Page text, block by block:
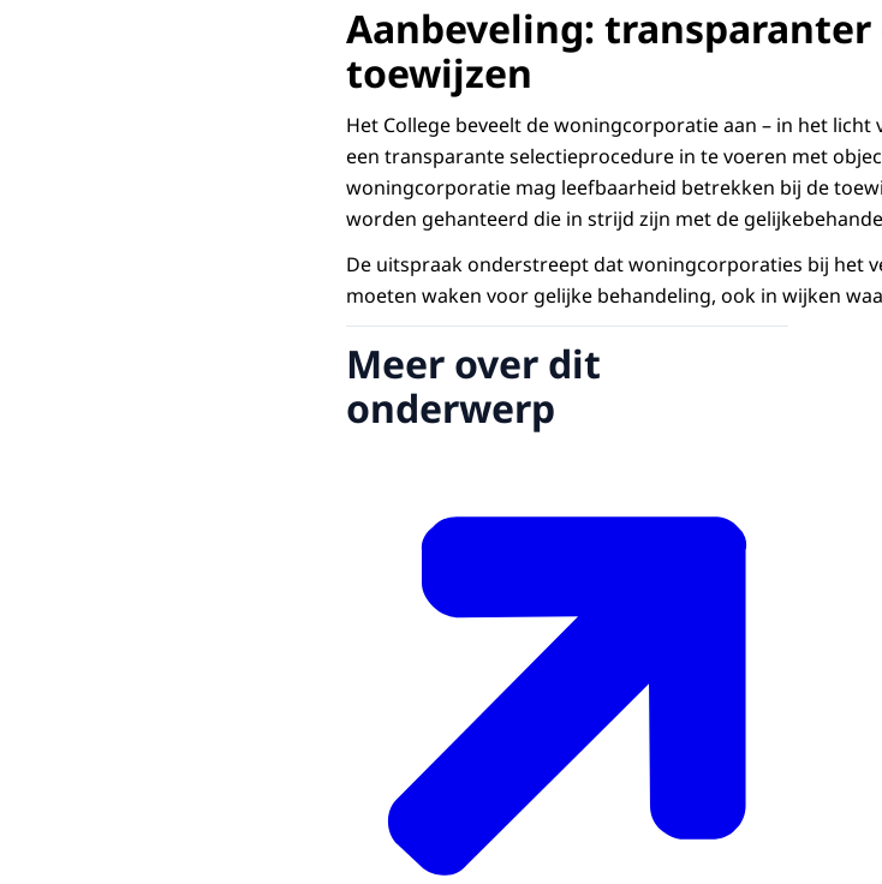
Aanbeveling:
toewijzen
Het College beveelt de woningcorporatie aan – in het
een transparante selectieprocedure in te voeren met
woningcorporatie mag leefbaarheid betrekken bij de
worden gehanteerd die in strijd zijn met de
De uitspraak onderstreept dat woningcorporaties bij het
moeten waken voor gelijke behandeling, ook in wijken
Meer over dit
onderwerp